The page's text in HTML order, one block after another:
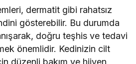
dermatit gibi rahatsız
gösterebilir. Bu durumda
doğru teşhis ve tedavi
önemlidir. Kedinizin cilt
düzenli bakım ve hijyen